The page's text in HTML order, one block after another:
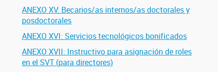
ANEXO XV: Becarios/as internos/as doctorales y
posdoctorales
ANEXO XVI: Servicios tecnológicos bonificados
ANEXO XVII: Instructivo para asignación de roles
en el SVT (para directores)